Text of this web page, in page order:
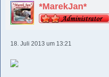
*MarekJan*
18. Juli 2013 um 13:21